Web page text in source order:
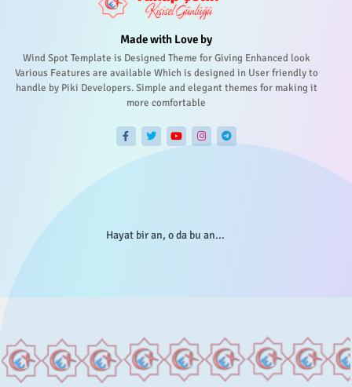
Made with Love by
Wind Spot Template is Designed Theme for Giving Enhanced look
Various Features are available Which is designed in User friendly to
handle by Piki Developers. Simple and elegant themes for making it
more comfortable
Hayat bir an, o da bu an...